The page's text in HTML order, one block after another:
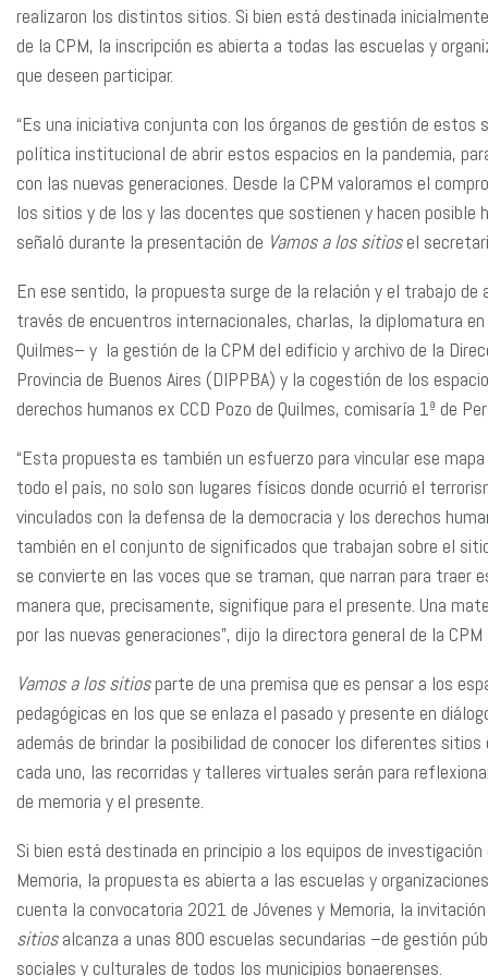
realizaron los distintos sitios. Si bien está destinada
de la CPM, la inscripción es abierta a todas las escuelas y
que deseen participar.
“Es una iniciativa conjunta con los órganos de gestión de estos
política institucional de abrir estos espacios en la pandemia,
con las nuevas generaciones. Desde la CPM valoramos el
los sitios y de los y las docentes que sostienen y hacen posible
señaló durante la presentación de Vamos a los sitiosel
En ese sentido, la propuesta surge de la relación y el trabajo
través de encuentros internacionales, charlas, la diplomatura
Quilmes– y la gestión de la CPM del edificio y archivo de la
Provincia de Buenos Aires (DIPPBA) y la cogestión de los
derechos humanos ex CCD Pozo de Quilmes, comisaría 1ª de
“Esta propuesta es también un esfuerzo para vincular ese
todo el país, no solo son lugares físicos donde ocurrió el
vinculados con la defensa de la democracia y los derechos
también en el conjunto de significados que trabajan sobre el
se convierte en las voces que se traman, que narran para traer
manera que, precisamente, signifique para el presente. Una
por las nuevas generaciones”, dijo la directora general de la CPM
Vamos a los sitiosparte de una premisa que es pensar a los
pedagógicas en los que se enlaza el pasado y presente en
además de brindar la posibilidad de conocer los diferentes
cada uno, las recorridas y talleres virtuales serán para
de memoria y el presente.
Si bien está destinada en principio a los equipos de
Memoria, la propuesta es abierta a las escuelas y
cuenta la convocatoria 2021 de Jóvenes y Memoria, la
sitiosalcanza a unas 800 escuelas secundarias –de gestión
sociales y culturales de todos los municipios bonaerenses.